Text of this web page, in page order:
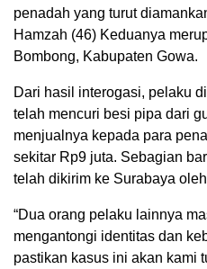
penadah yang turut
Hamzah (46) Keduanya
Bombong, Kabupaten Gowa.
Dari hasil interogasi, pelaku
telah mencuri besi pipa dari
menjualnya kepada para
sekitar Rp9 juta. Sebagian
telah dikirim ke Surabaya
“Dua orang pelaku lainnya
mengantongi identitas dan
pastikan kasus ini akan kami